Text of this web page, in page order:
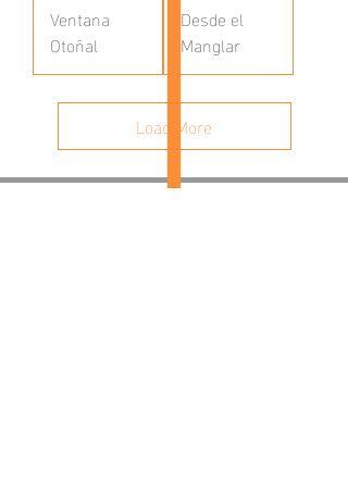
Ventana
Otoñal
Desde el
Manglar
Load More